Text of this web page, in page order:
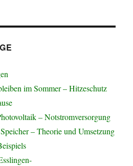
im Sommer – Hitzeschutz
– Notstromversorgung
– Theorie und Umsetzung